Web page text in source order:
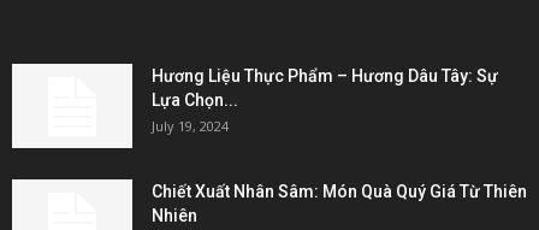
Hương Liệu Thực Phẩm – Hương Dâu Tây: Sự
Lựa Chọn...
July 19, 2024
Chiết Xuất Nhân Sâm: Món Quà Quý Giá Từ Thiên
Nhiên